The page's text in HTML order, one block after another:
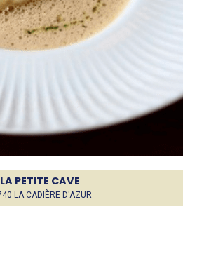
LA PETITE CAVE
LA CADIÈRE D'AZUR